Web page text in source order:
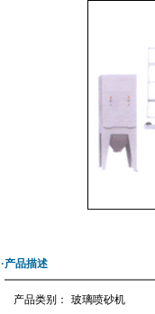
·产品描述
产品类别：
玻璃喷砂机